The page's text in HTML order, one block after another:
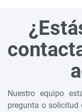
Nuestro equipo
pregunta o solicitud